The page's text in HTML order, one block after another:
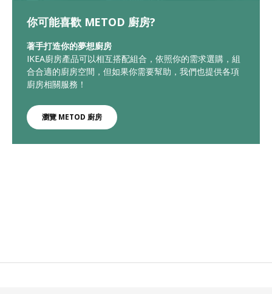
你可能喜歡 METOD 廚房?
著手打造你的夢想廚房
IKEA廚房產品可以相互搭配組合，依照你的需求選購，組
合合適的廚房空間，但如果你需要幫助，我們也提供各項
廚房相關服務！
瀏覽 METOD 廚房